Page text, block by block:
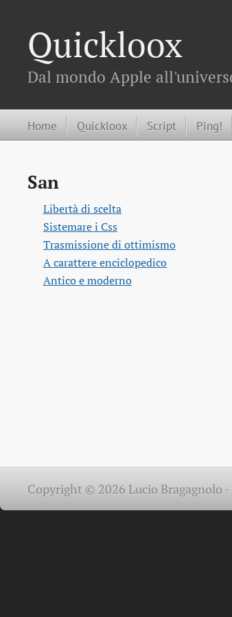
Quickloox
Dal mondo Apple
Home Quickloox Script Ping!
San
Libertà di scelta
Sistemare i Css
Trasmissione di ottimismo
A carattere enciclopedico
Antico e moderno
Copyright © 2026 Lucio Bragagnolo -